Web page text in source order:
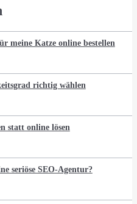
meine Katze online bestellen
richtig wählen
statt online lösen
seriöse SEO-Agentur?